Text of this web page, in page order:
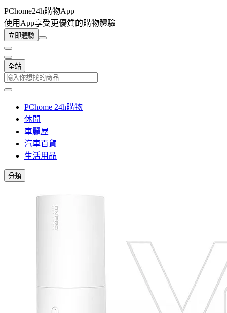
PChome24h購物App
使用App享受更優質的購物體驗
立即體驗
全站
PChome 24h購物
休閒
車麗屋
汽車百貨
生活用品
分類